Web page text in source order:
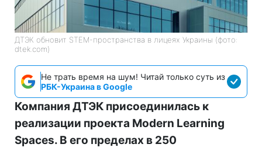
ДТЭК обновит STEM-пространства в лицеях Украины (фото:
dtek.com)
Не трать время на шум! Читай только суть из
РБК-Украина в Google
Компания ДТЭК присоединилась к
реализации проекта Modern Learning
Spaces. В его пределах в 250